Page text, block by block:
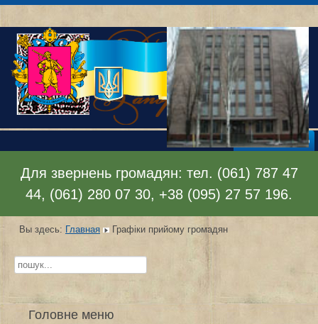
Раскрыть меню
Для звернень громадян: тел. (061) 787 47
44, (061) 280 07 30, +38 (095) 27 57 196.
Вы здесь: Главная Графіки прийому громадян
Искать...
Головне меню